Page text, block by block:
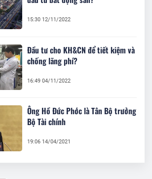
15:30 12/11/2022
Đầu tư cho KH&CN để tiết kiệm và
chống lãng phí?
16:49 04/11/2022
Ông Hồ Đức Phớc là Tân Bộ trưởng
Bộ Tài chính
19:06 14/04/2021